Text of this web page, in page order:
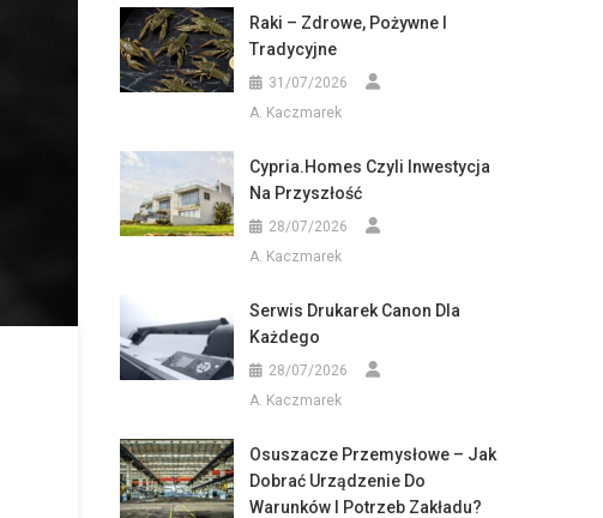
Raki – Zdrowe, Pożywne I
Tradycyjne
31/07/2026
A. Kaczmarek
Cypria.homes Czyli Inwestycja
Na Przyszłość
28/07/2026
A. Kaczmarek
Serwis Drukarek Canon Dla
Każdego
28/07/2026
A. Kaczmarek
Osuszacze Przemysłowe – Jak
Dobrać Urządzenie Do
Warunków I Potrzeb Zakładu?